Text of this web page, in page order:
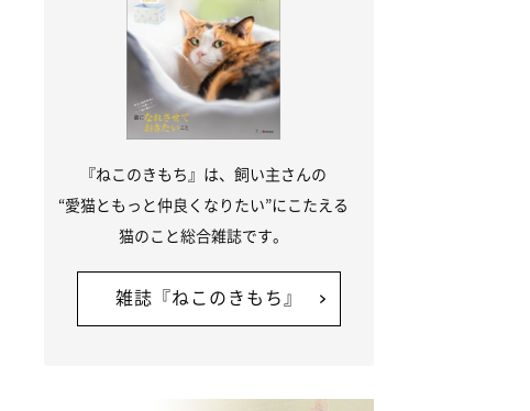
『ねこのきもち』は、飼い主さんの
“愛猫ともっと仲良くなりたい”にこたえる
猫のこと総合雑誌です。
雑誌『ねこのきもち』